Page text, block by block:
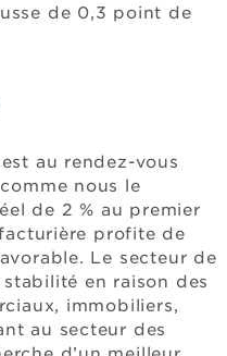
de 0,3 point de
au rendez-vous
nous le
de 2 % au premier
profite de
Le secteur de
en raison des
immobiliers,
au secteur des